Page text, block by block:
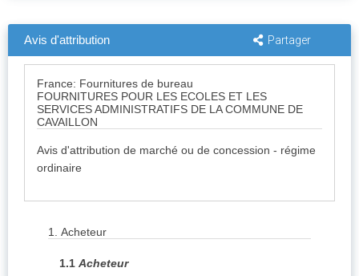
Avis d'attribution Partager
France: Fournitures de bureau
FOURNITURES POUR LES ECOLES ET LES
SERVICES ADMINISTRATIFS DE LA COMMUNE DE
CAVAILLON
Avis d'attribution de marché ou de concession - régime
ordinaire
1. Acheteur
1.1 Acheteur